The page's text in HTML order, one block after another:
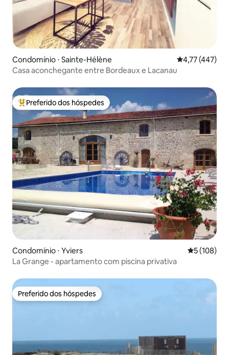
Condomínio ⋅ Sainte-Hélène 4,77 de uma
4,77 (447)
Casa aconchegante entre Bordeaux e Lacanau
Entre os melhores preferidos dos hóspedes
Preferido dos hóspedes
Condomínio ⋅ Yviers 5 de uma
5 (108)
La Grange - apartamento com piscina privativa
Preferido dos hóspedes
Preferido dos hóspedes